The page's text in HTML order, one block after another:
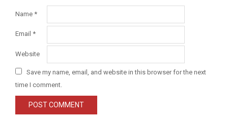
Name *
Email *
Website
Save my name, email, and website in this browser for the next
time I comment.